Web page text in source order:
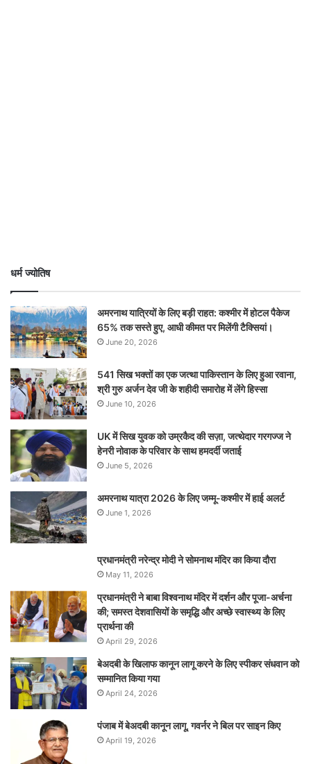
धर्म ज्योतिष
अमरनाथ यात्रियों के लिए बड़ी राहत: कश्मीर में होटल पैकेज
65% तक सस्ते हुए, आधी कीमत पर मिलेंगी टैक्सियां।
June 20, 2026
541 सिख भक्तों का एक जत्था पाकिस्तान के लिए हुआ रवाना,
श्री गुरु अर्जन देव जी के शहीदी समारोह में लेंगे हिस्सा
June 10, 2026
UK में सिख युवक को उम्रकैद की सज़ा, जत्थेदार गरगज्ज ने
हेनरी नोवाक के परिवार के साथ हमदर्दी जताई
June 5, 2026
अमरनाथ यात्रा 2026 के लिए जम्मू-कश्मीर में हाई अलर्ट
June 1, 2026
प्रधानमंत्री नरेन्‍द्र मोदी ने सोमनाथ मंदिर का किया दौरा
May 11, 2026
प्रधानमंत्री ने बाबा विश्वनाथ मंदिर में दर्शन और पूजा-अर्चना
की; समस्‍त देशवासियों के समृद्धि और अच्छे स्वास्थ्य के लिए
प्रार्थना की
April 29, 2026
बेअदबी के खिलाफ कानून लागू करने के लिए स्पीकर संधवान को
सम्मानित किया गया
April 24, 2026
पंजाब में बेअदबी कानून लागू, गवर्नर ने बिल पर साइन किए
April 19, 2026